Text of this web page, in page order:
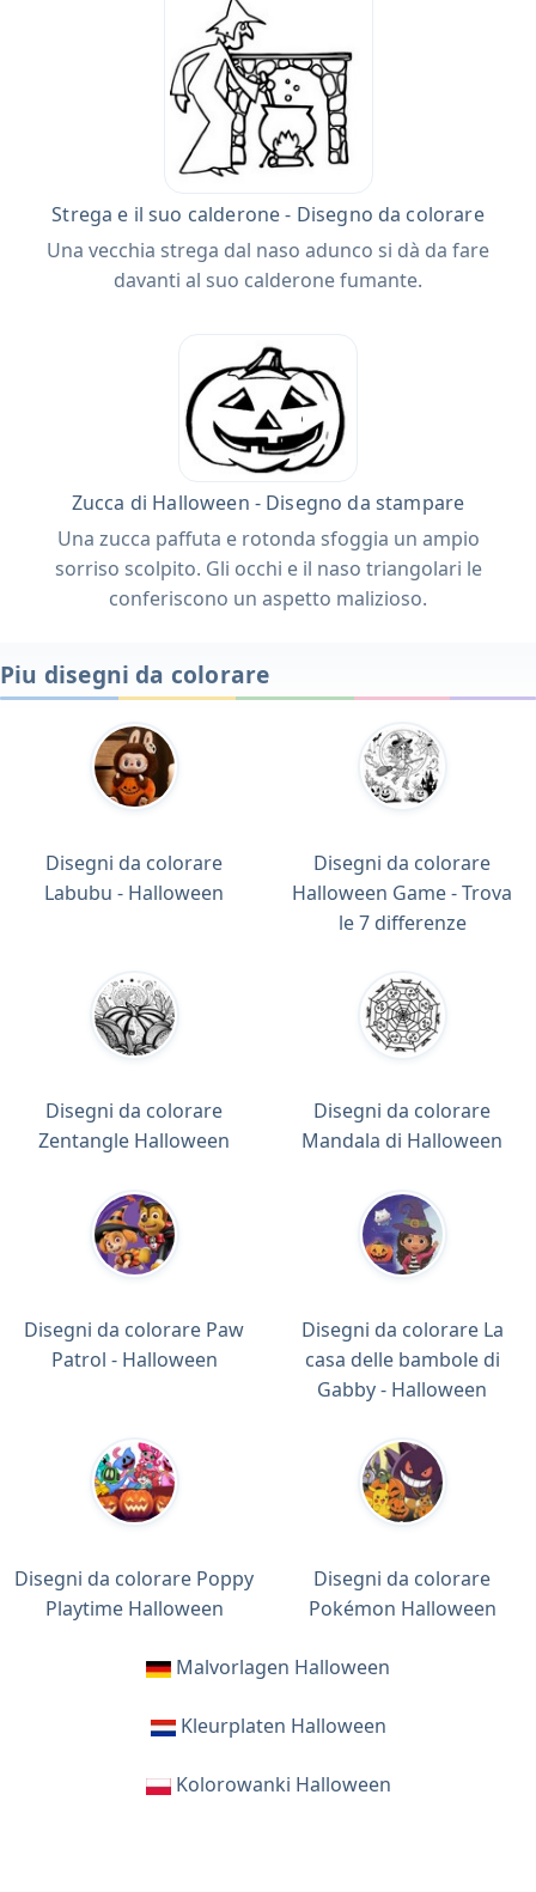
Strega e il suo calderone - Disegno da colorare
Una vecchia strega dal naso adunco si dà da fare
davanti al suo calderone fumante.
Zucca di Halloween - Disegno da stampare
Una zucca paffuta e rotonda sfoggia un ampio
sorriso scolpito. Gli occhi e il naso triangolari le
conferiscono un aspetto malizioso.
Piu disegni da colorare
Disegni da colorare
Labubu - Halloween
Disegni da colorare
Halloween Game - Trova
le 7 differenze
Disegni da colorare
Zentangle Halloween
Disegni da colorare
Mandala di Halloween
Disegni da colorare Paw
Patrol - Halloween
Disegni da colorare La
casa delle bambole di
Gabby - Halloween
Disegni da colorare Poppy
Playtime Halloween
Disegni da colorare
Pokémon Halloween
Malvorlagen Halloween
Kleurplaten Halloween
Kolorowanki Halloween